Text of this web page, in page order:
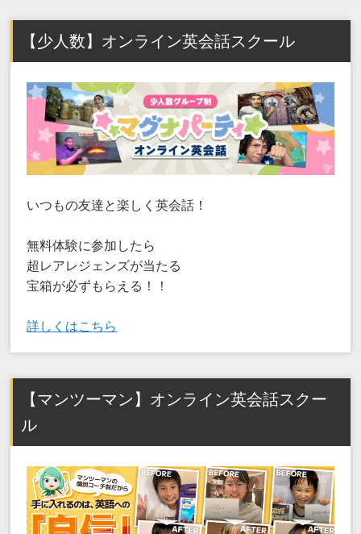
【少人数】オンライン英会話スクール
いつもの友達と楽しく英会話！
無料体験に参加したら
超レアレジェンズが当たる
宝箱が必ずもらえる！！
詳しくはこちら
【マンツーマン】オンライン英会話スクー
ル